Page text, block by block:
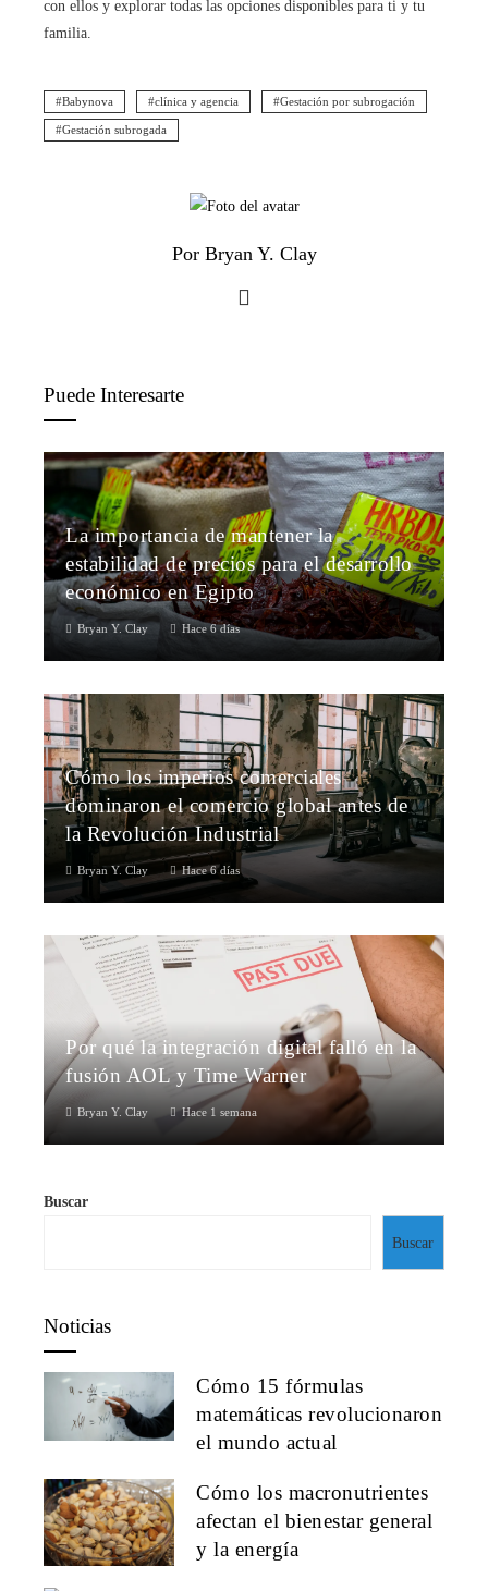
con ellos y explorar todas las opciones disponibles para ti y tu
familia.
Babynova clínica y agencia Gestación por subrogación
Gestación subrogada
Por Bryan Y. Clay
Puede Interesarte
La importancia de mantener la
estabilidad de precios para el desarrollo
económico en Egipto
Bryan Y. Clay Hace 6 días
Cómo los imperios comerciales
dominaron el comercio global antes de
la Revolución Industrial
Bryan Y. Clay Hace 6 días
Por qué la integración digital falló en la
fusión AOL y Time Warner
Bryan Y. Clay Hace 1 semana
Buscar
Buscar
Noticias
Cómo 15 fórmulas
matemáticas revolucionaron
el mundo actual
Cómo los macronutrientes
afectan el bienestar general
y la energía